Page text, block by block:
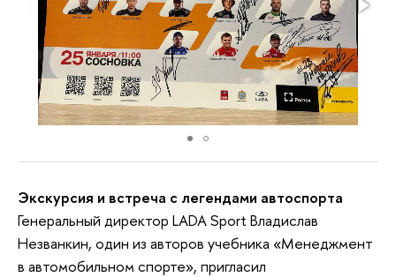
Экскурсия и встреча с легендами автоспорта
Генеральный директор LADA Sport Владислав
Незванкин, один из авторов учебника «Менеджмент
в автомобильном спорте», пригласил